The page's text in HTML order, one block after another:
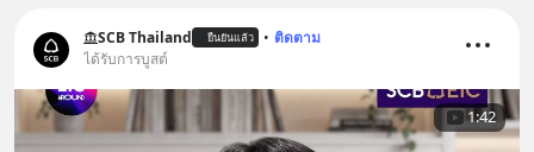
SCB Thailand ยืนยันแล้ว • ติดตาม
ได้รับการบูสต์
1:42